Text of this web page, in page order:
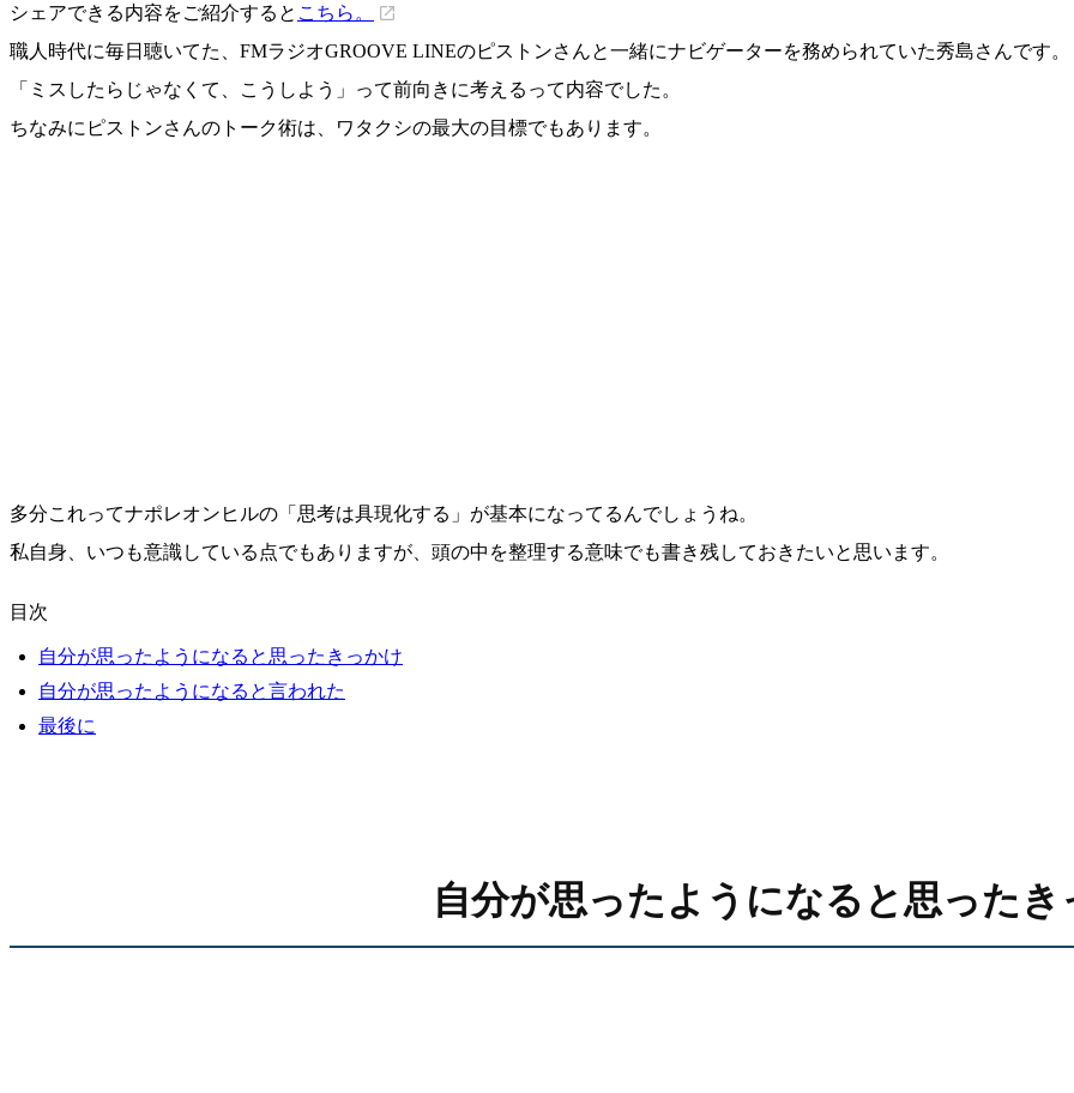
シェアできる内容をご紹介すると こちら。
職人時代に毎日聴いてた、FMラジオGROOVE LINEのピストンさんと一緒にナビゲーターを務められていた秀島さんです。
「ミスしたらじゃなくて、こうしよう」って前向きに考えるって内容でした。
ちなみにピストンさんのトーク術は、ワタクシの最大の目標でもあります。
多分これってナポレオンヒルの「思考は具現化する」が基本になってるんでしょうね。
私自身、いつも意識している点でもありますが、頭の中を整理する意味でも書き残しておきたいと思います。
目次
自分が思ったようになると思ったきっかけ
自分が思ったようになると言われた
最後に
自分が思ったようになると思ったき